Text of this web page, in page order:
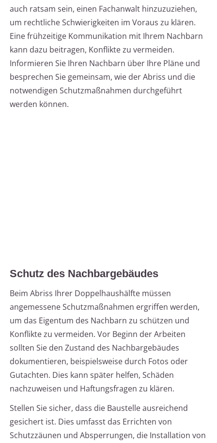
auch ratsam sein, einen Fachanwalt hinzuzuziehen,
um rechtliche Schwierigkeiten im Voraus zu klären.
Eine frühzeitige Kommunikation mit Ihrem Nachbarn
kann dazu beitragen, Konflikte zu vermeiden.
Informieren Sie Ihren Nachbarn über Ihre Pläne und
besprechen Sie gemeinsam, wie der Abriss und die
notwendigen Schutzmaßnahmen durchgeführt
werden können.
Schutz des Nachbargebäudes
Beim Abriss Ihrer Doppelhaushälfte müssen
angemessene Schutzmaßnahmen ergriffen werden,
um das Eigentum des Nachbarn zu schützen und
Konflikte zu vermeiden. Vor Beginn der Arbeiten
sollten Sie den Zustand des Nachbargebäudes
dokumentieren, beispielsweise durch Fotos oder
Gutachten. Dies kann später helfen, Schäden
nachzuweisen und Haftungsfragen zu klären.
Stellen Sie sicher, dass die Baustelle ausreichend
gesichert ist. Dies umfasst das Errichten von
Schutzzäunen und Absperrungen, die Installation von